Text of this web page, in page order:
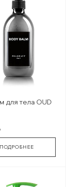
для тела OUD
ПОДРОБНЕЕ